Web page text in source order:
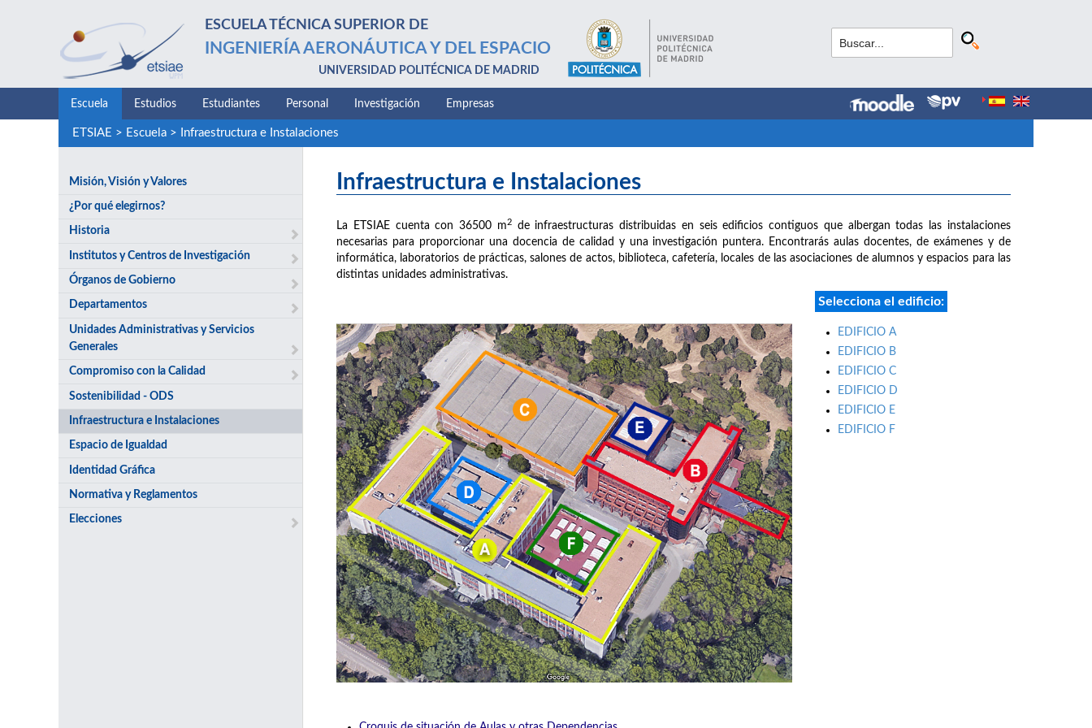
ESCUELA TÉCNICA SUPERIOR DE
INGENIERÍA AERONÁUTICA Y DEL ESPACIO
UNIVERSIDAD POLITÉCNICA DE MADRID
Escuela Estudios Estudiantes Personal Investigación Empresas
ETSIAE > Escuela> Infraestructura e Instalaciones
Misión, Visión y Valores
¿Por qué elegirnos?
Historia
Institutos y Centros de Investigación
Órganos de Gobierno
Departamentos
Unidades Administrativas y Servicios
Generales
Compromiso con la Calidad
Sostenibilidad - ODS
Infraestructura e Instalaciones
Espacio de Igualdad
Identidad Gráfica
Normativa y Reglamentos
Elecciones
Infraestructura e Instalaciones
La ETSIAE cuenta con 36500 m2de infraestructuras distribuidas en seis edificios contiguos que albergan todas las instalaciones
necesarias para proporcionar una docencia de calidad y una investigación puntera. Encontrarás aulas docentes, de exámenes y de
informática, laboratorios de prácticas, salones de actos, biblioteca, cafetería, locales de las asociaciones de alumnos y espacios para las
distintas unidades administrativas.
Selecciona el edificio:
EDIFICIO A
EDIFICIO B
EDIFICIO C
EDIFICIO D
EDIFICIO E
EDIFICIO F